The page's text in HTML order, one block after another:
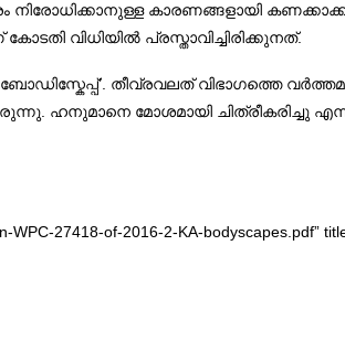
നിരോധിക്കാനുള്ള കാരണങ്ങളായി
വിധിയില്‍ പ്രസ്താവിച്ചിരിക്കുനത്.
തീവ്രവലത് വിഭാഗത്തെ
ഹനുമാനെ മോശമായി ചിത്രീകരിച്ചു
27418-of-2016-2-KA-bodyscapes.pdf”